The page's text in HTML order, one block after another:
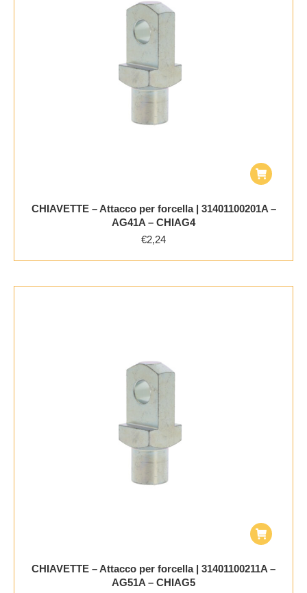
CHIAVETTE – Attacco per forcella | 31401100201A –
AG41A – CHIAG4
€2,24
CHIAVETTE – Attacco per forcella | 31401100211A –
AG51A – CHIAG5